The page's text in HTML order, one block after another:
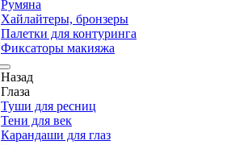
Румяна
Хайлайтеры, бронзеры
Палетки для контуринга
Фиксаторы макияжа
Назад
Глаза
Туши для ресниц
Тени для век
Карандаши для глаз